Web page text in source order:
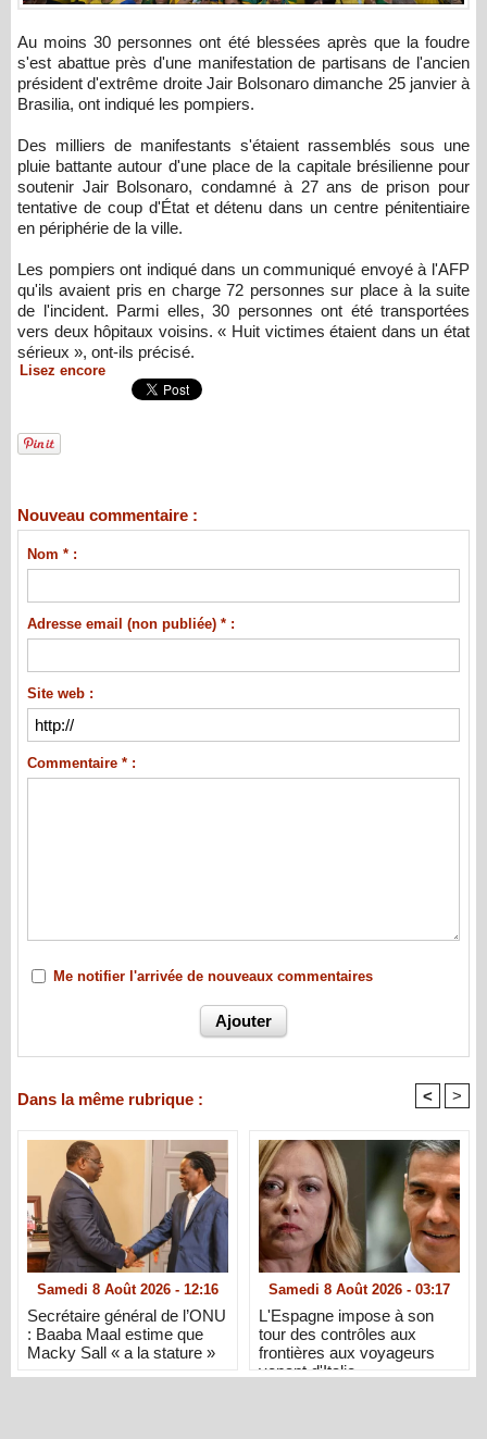
Au moins 30 personnes ont été blessées après que la foudre
s'est abattue près d'une manifestation de partisans de l'ancien
président d'extrême droite Jair Bolsonaro dimanche 25 janvier à
Brasilia, ont indiqué les pompiers.
Des milliers de manifestants s'étaient rassemblés sous une
pluie battante autour d'une place de la capitale brésilienne pour
soutenir Jair Bolsonaro, condamné à 27 ans de prison pour
tentative de coup d'État et détenu dans un centre pénitentiaire
en périphérie de la ville.
Les pompiers ont indiqué dans un communiqué envoyé à l'AFP
qu'ils avaient pris en charge 72 personnes sur place à la suite
de l'incident. Parmi elles, 30 personnes ont été transportées
vers deux hôpitaux voisins. « Huit victimes étaient dans un état
sérieux », ont-ils précisé.
Lisez encore
Nouveau commentaire :
Nom * :
Adresse email (non publiée) * :
Site web :
Commentaire * :
Me notifier l'arrivée de nouveaux commentaires
Dans la même rubrique : < >
Samedi 8 Août 2026 - 12:16
Secrétaire général de l’ONU
: Baaba Maal estime que
Macky Sall « a la stature »
Samedi 8 Août 2026 - 03:17
L'Espagne impose à son
tour des contrôles aux
frontières aux voyageurs
venant d'Italie